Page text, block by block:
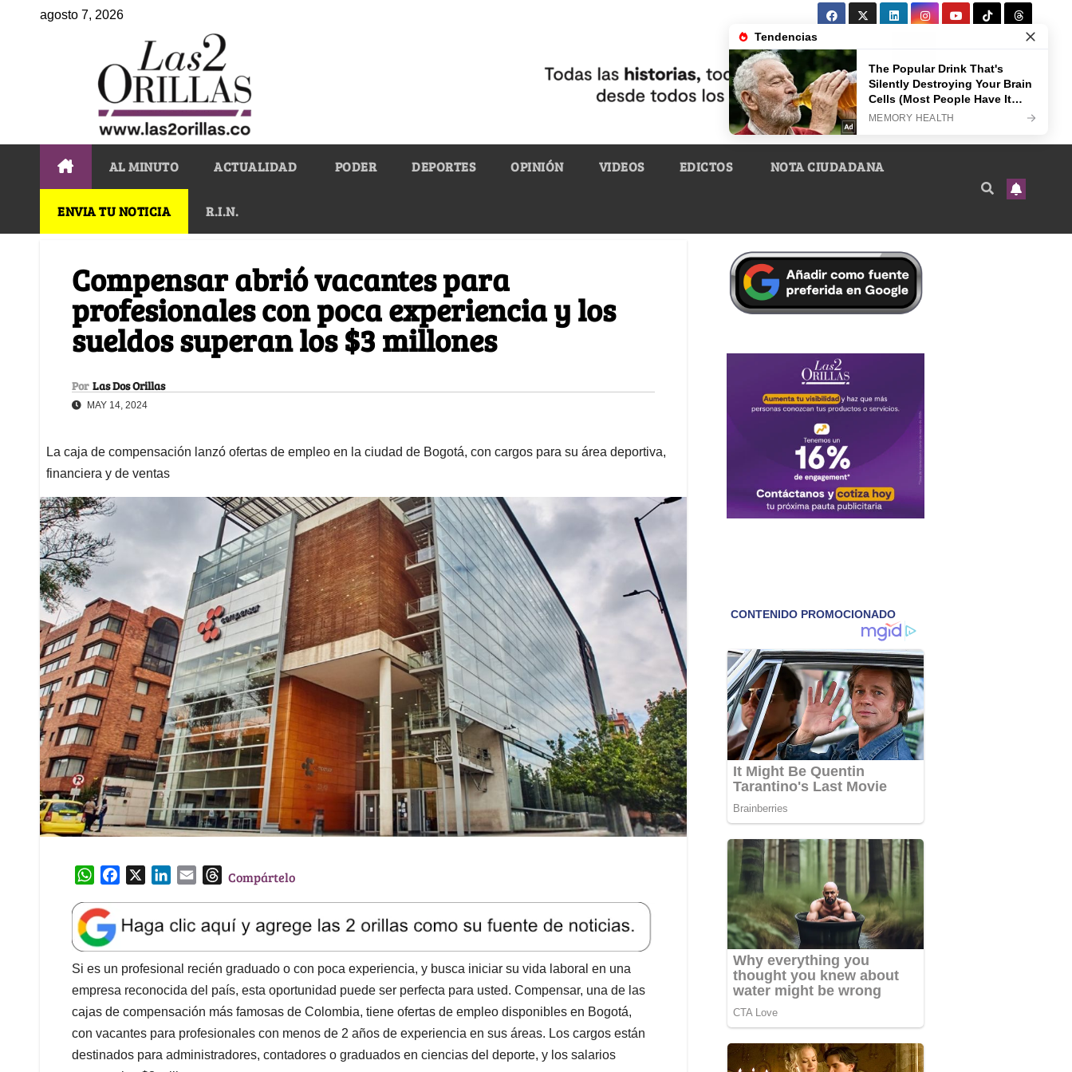
agosto 7, 2026
AL MINUTO ACTUALIDAD PODER DEPORTES OPINIÓN VIDEOS EDICTOS NOTA CIUDADANA
ENVIA TU NOTICIA R.I.N.
Compensar abrió vacantes para
profesionales con poca experiencia y los
sueldos superan los $3 millones
Por Las Dos Orillas
MAY 14, 2024
La caja de compensación lanzó ofertas de empleo en la ciudad de Bogotá, con cargos para su área deportiva,
financiera y de ventas
W
a
t
s
A
p
p
e
b
o
o
k
k
e
d
I
n
l
T
e
a
d
s
Compártelo
Si es un profesional recién graduado o con poca experiencia, y busca iniciar su vida laboral en una
empresa reconocida del país, esta oportunidad puede ser perfecta para usted. Compensar, una de las
cajas de compensación más famosas de Colombia, tiene ofertas de empleo disponibles en Bogotá,
con vacantes para profesionales con menos de 2 años de experiencia en sus áreas. Los cargos están
destinados para administradores, contadores o graduados en ciencias del deporte, y los salarios